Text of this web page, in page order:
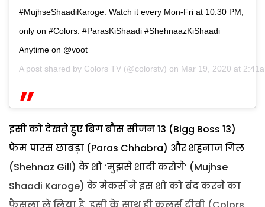
#MujhseShaadiKaroge. Watch it every Mon-Fri at 10:30 PM,
only on #Colors. #ParasKiShaadi #ShehnaazKiShaadi
Anytime on @voot
A post shared by Colors TV (@colorstv) on Mar 19, 2020 at
इसी को देखते हुए बिग बौस सीजन 13 (Bigg Boss 13)
फेम पारस छाबड़ा (Paras Chhabra) और शहनाज गिल
(Shehnaz Gill) के शो ‘मुझसे शादी करोगे’ (Mujhse
Shaadi Karoge) के मेकर्स ने इस शो को बंद करने का